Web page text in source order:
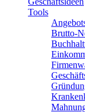
Tools
Brutto-